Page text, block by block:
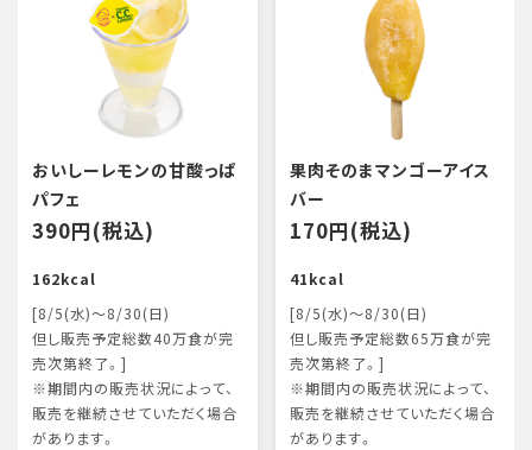
おいしーレモンの甘酸っぱ
パフェ
390円(税込)
162kcal
[8/5(水)～8/30(日)
但し販売予定総数40万食が完
売次第終了。]
※期間内の販売状況によって、
販売を継続させていただく場合
があります。
果肉そのまマンゴーアイス
バー
170円(税込)
41kcal
[8/5(水)～8/30(日)
但し販売予定総数65万食が完
売次第終了。]
※期間内の販売状況によって、
販売を継続させていただく場合
があります。